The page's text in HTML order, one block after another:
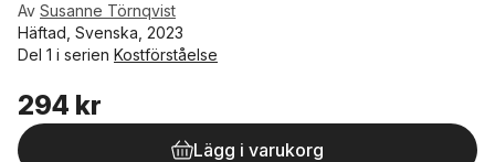
Av Susanne Törnqvist
Häftad, Svenska, 2023
Del 1 i serien Kostförståelse
294 kr
Lägg i varukorg